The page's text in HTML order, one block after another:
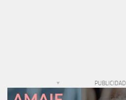
PUBLICIDAD